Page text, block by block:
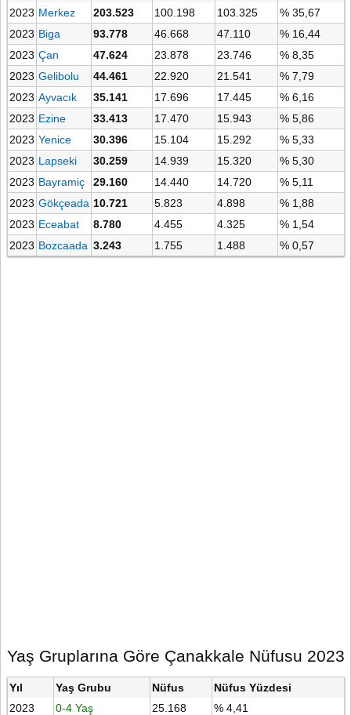
2023 Merkez 203.523 100.198 103.325
% 35,67
2023 Biga 93.778 46.668 47.110
% 16,44
2023 Çan 47.624 23.878 23.746
% 8,35
2023 Gelibolu 44.461 22.920 21.541
% 7,79
2023 Ayvacık 35.141 17.696 17.445
% 6,16
2023 Ezine 33.413 17.470 15.943
% 5,86
2023 Yenice 30.396 15.104 15.292
% 5,33
2023 Lapseki 30.259 14.939 15.320
% 5,30
2023 Bayramiç 29.160 14.440 14.720
% 5,11
2023 Gökçeada 10.721 5.823 4.898
% 1,88
2023 Eceabat 8.780 4.455 4.325
% 1,54
2023 Bozcaada 3.243 1.755 1.488 % 0,57
Yaş Gruplarına Göre Çanakkale Nüfusu 2023
Yıl Yaş Grubu Nüfus
Nüfus Yüzdesi
2023
0-4 Yaş 25.168
% 4,41